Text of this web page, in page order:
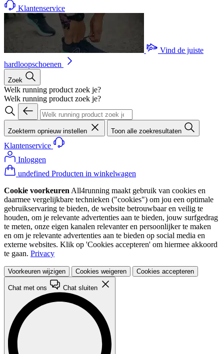
Klantenservice
Vind de juiste
hardloopschoenen
Zoek
Welk running product zoek je?
Welk running product zoek je?
Zoekterm opnieuw instellen Toon alle zoekresultaten
Klantenservice
Inloggen
undefined Producten in winkelwagen
Cookie voorkeuren All4running maakt gebruik van cookies en
daarmee vergelijkbare technieken ("cookies") om jou een optimale
gebruikservaring te bieden, de website betrouwbaar en veilig te
houden, om je relevante advertenties aan te bieden, jouw surfgedrag
te meten, onze eigen kanalen relevanter en persoonlijker te maken
en om je relevante advertenties aan te bieden op social media en
externe websites. Klik op 'Cookies accepteren' om hiermee akkoord
te gaan. Privacy
Voorkeuren wijzigen Cookies weigeren Cookies accepteren
Chat met ons Chat sluiten